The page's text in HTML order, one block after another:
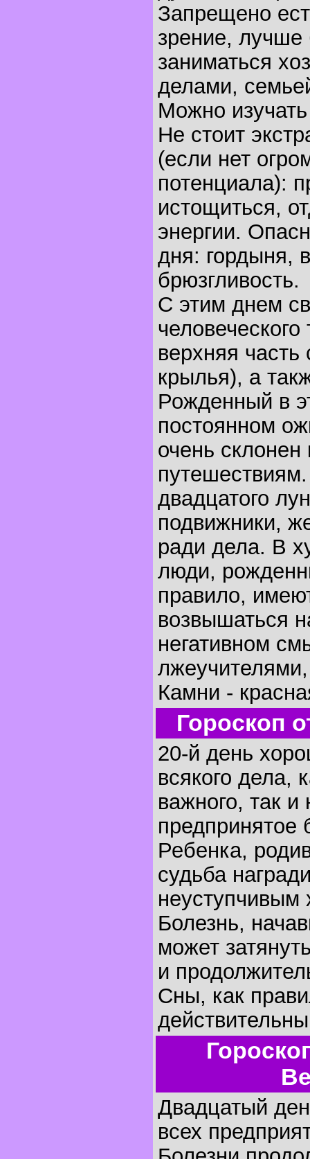
Запрещено
зрение,
заниматься
делами,
Можно
Не стоит
(если нет
потенциала):
истощиться,
энергии.
дня: гордыня,
брюзгливость.
С этим днем
верхняя
крылья), а
Рожденный в
постоянном
очень
двадцатого
подвижники,
ради дела. В
люди,
правило,
возвышаться
негативном
Камни -
Гороскоп
20-й день
всякого дела,
важного, так и
предпринятое
Ребенка,
судьба
неуступчивым
Болезнь,
может
и
Сны, как
Двадцатый
всех